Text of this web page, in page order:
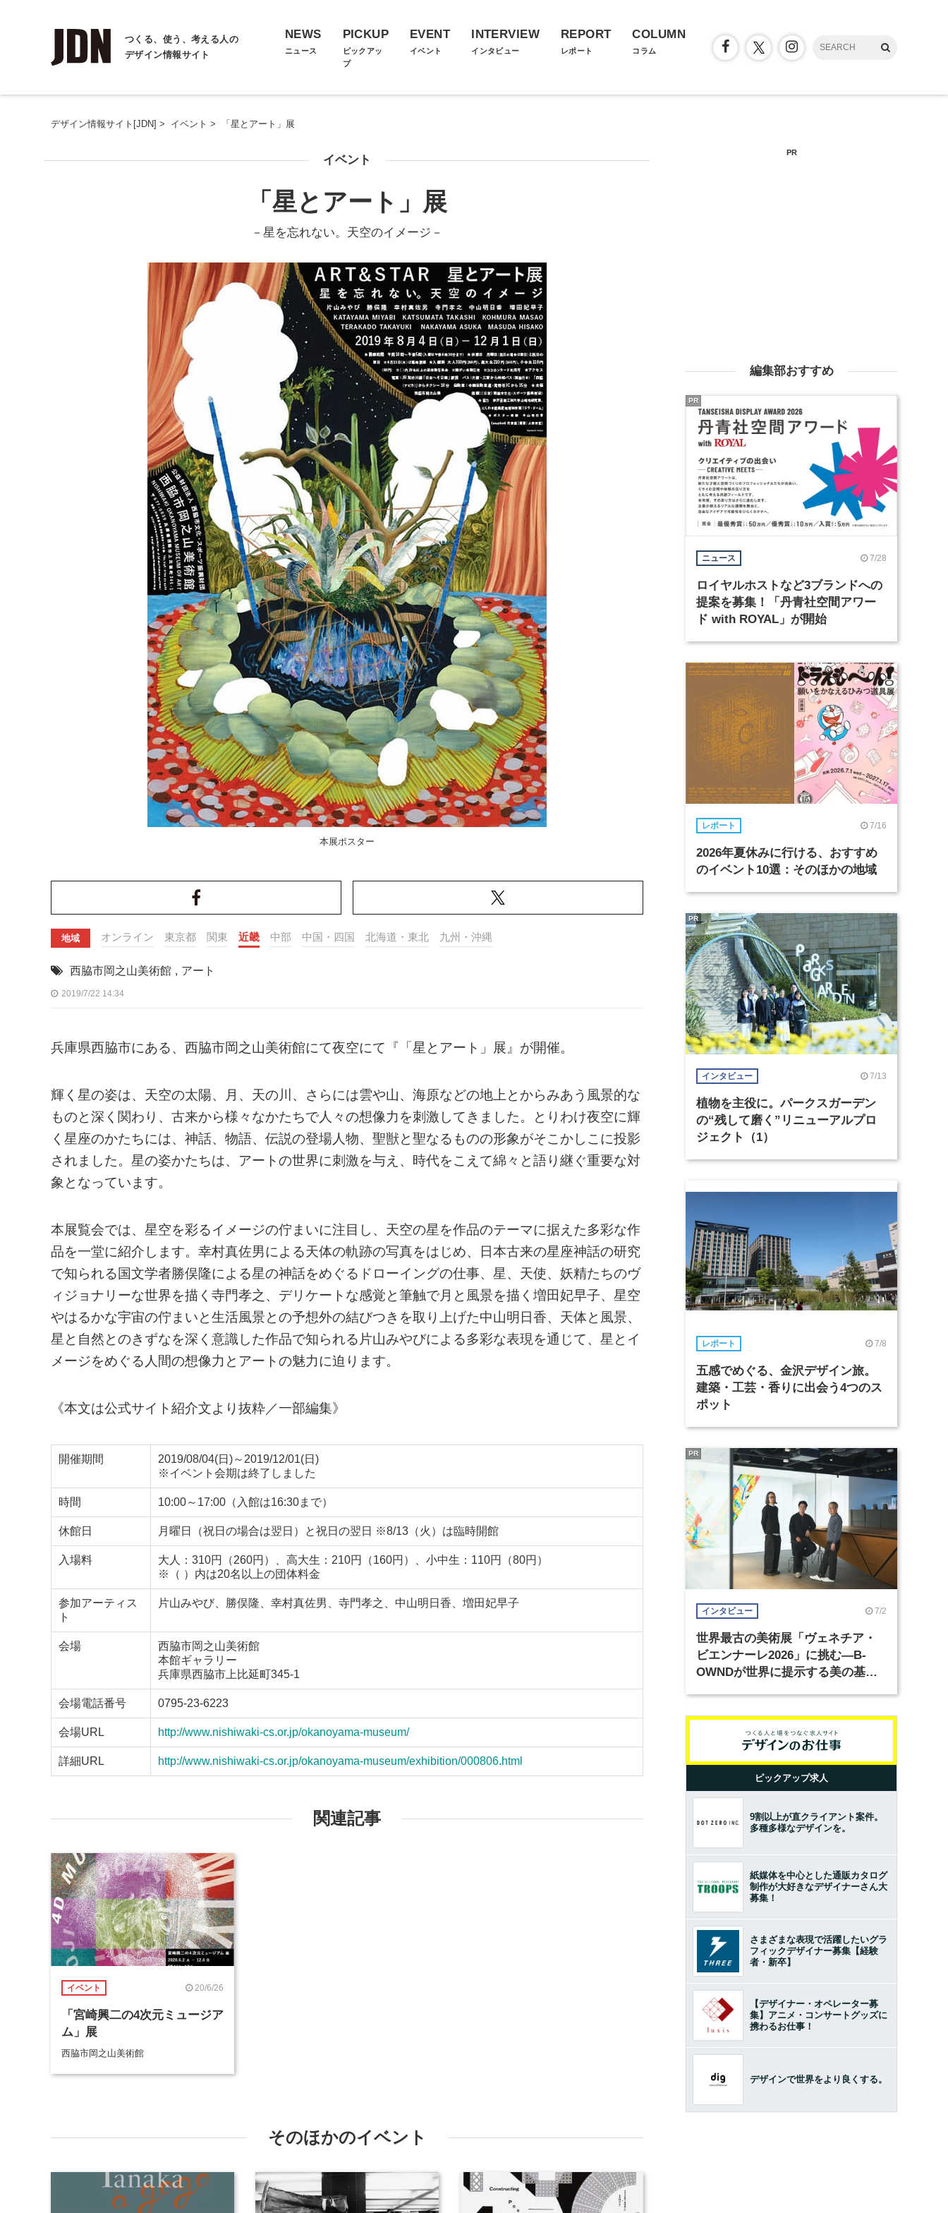
つくる、使う、考える人の
デザイン情報サイト
NEWS
ニュース
PICKUP
ピックアッ
プ
EVENT
イベント
INTERVIEW
インタビュー
REPORT
レポート
COLUMN
コラム
デザイン情報サイト[JDN] > イベント > 「星とアート」展
イベント
「星とアート」展
－星を忘れない。天空のイメージ－
本展ポスター
地域 オンライン 東京都 関東 近畿 中部 中国・四国 北海道・東北 九州・沖縄
西脇市岡之山美術館 , アート
2019/7/22 14:34
兵庫県西脇市にある、西脇市岡之山美術館にて夜空にて『「星とアート」展』が開催。
輝く星の姿は、天空の太陽、月、天の川、さらには雲や山、海原などの地上とからみあう風景的な
ものと深く関わり、古来から様々なかたちで人々の想像力を刺激してきました。とりわけ夜空に輝
く星座のかたちには、神話、物語、伝説の登場人物、聖獣と聖なるものの形象がそこかしこに投影
されました。星の姿かたちは、アートの世界に刺激を与え、時代をこえて綿々と語り継ぐ重要な対
象となっています。
本展覧会では、星空を彩るイメージの佇まいに注目し、天空の星を作品のテーマに据えた多彩な作
品を一堂に紹介します。幸村真佐男による天体の軌跡の写真をはじめ、日本古来の星座神話の研究
で知られる国文学者勝俣隆による星の神話をめぐるドローイングの仕事、星、天使、妖精たちのヴ
ィジョナリーな世界を描く寺門孝之、デリケートな感覚と筆触で月と風景を描く増田妃早子、星空
やはるかな宇宙の佇まいと生活風景との予想外の結びつきを取り上げた中山明日香、天体と風景、
星と自然とのきずなを深く意識した作品で知られる片山みやびによる多彩な表現を通じて、星とイ
メージをめぐる人間の想像力とアートの魅力に迫ります。
《本文は公式サイト紹介文より抜粋／一部編集》
開催期間
2019/08/04(日)～2019/12/01(日)
※イベント会期は終了しました
時間 10:00～17:00（入館は16:30まで）
休館日 月曜日（祝日の場合は翌日）と祝日の翌日 ※8/13（火）は臨時開館
入場料
大人：310円（260円）、高大生：210円（160円）、小中生：110円（80円）
※（ ）内は20名以上の団体料金
参加アーティス
ト
片山みやび、勝俣隆、幸村真佐男、寺門孝之、中山明日香、増田妃早子
会場
西脇市岡之山美術館
本館ギャラリー
兵庫県西脇市上比延町345-1
会場電話番号 0795-23-6223
会場URL http://www.nishiwaki-cs.or.jp/okanoyama-museum/
詳細URL http://www.nishiwaki-cs.or.jp/okanoyama-museum/exhibition/000806.html
関連記事
イベント 20/6/26
「宮崎興二の4次元ミュージア
ム」展
西脇市岡之山美術館
そのほかのイベント
PR
編集部おすすめ
ニュース 7/28
ロイヤルホストなど3ブランドへの
提案を募集！「丹青社空間アワー
ド with ROYAL」が開始
PR
レポート 7/16
2026年夏休みに行ける、おすすめ
のイベント10選：そのほかの地域
インタビュー 7/13
植物を主役に。パークスガーデン
の“残して磨く”リニューアルプロ
ジェクト（1）
PR
レポート 7/8
五感でめぐる、金沢デザイン旅。
建築・工芸・香りに出会う4つのス
ポット
インタビュー 7/2
世界最古の美術展「ヴェネチア・
ビエンナーレ2026」に挑む―B-
OWNDが世界に提示する美の基準
PR
ピックアップ求人
9割以上が直クライアント案件。
多種多様なデザインを。
紙媒体を中心とした通販カタログ
制作が大好きなデザイナーさん大
募集！
さまざまな表現で活躍したいグラ
フィックデザイナー募集【経験
者・新卒】
【デザイナー・オペレーター募
集】アニメ・コンサートグッズに
携わるお仕事！
デザインで世界をより良くする。